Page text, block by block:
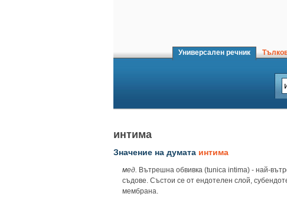
Универсален речник
интима
Значение на думата интима
мед. Вътрешна обвивка (tunica intima) - най-
съдове. Състои се от ендотелен слой,
мембрана.